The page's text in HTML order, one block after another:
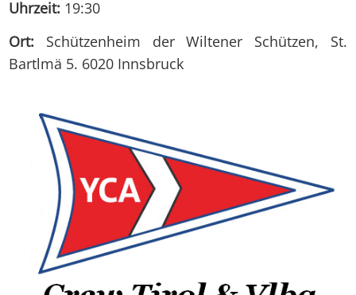
Uhrzeit: 19:30
Ort: Schützenheim der Wiltener Schützen, St.
Bartlmä 5. 6020 Innsbruck